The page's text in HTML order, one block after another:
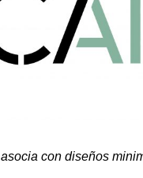
con diseños